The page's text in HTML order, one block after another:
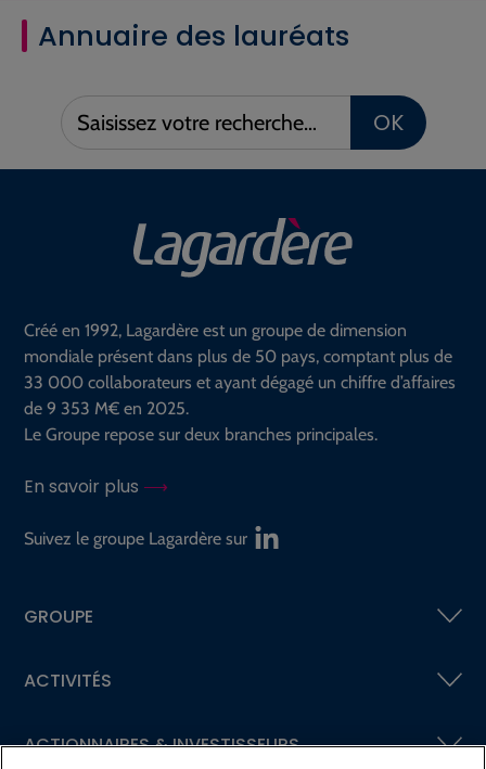
Annuaire des lauréats
Saisissez
votre
OK
Créé en 1992, Lagardère est un groupe de dimension
mondiale présent dans plus de 50 pays, comptant plus de
33 000 collaborateurs et ayant dégagé un chiffre d’affaires
de 9 353 M€ en 2025.
Le Groupe repose sur deux branches principales.
En savoir plus
Suivez le groupe Lagardère sur
GROUPE
ACTIVITÉS
ACTIONNAIRES &INVESTISSEURS